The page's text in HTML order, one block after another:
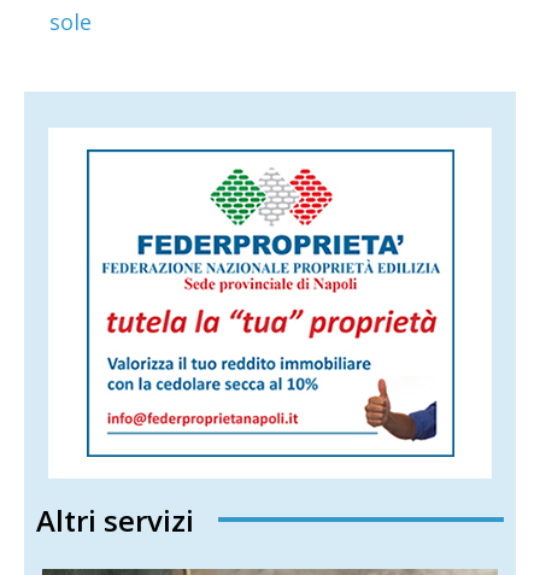
sole
Altri servizi